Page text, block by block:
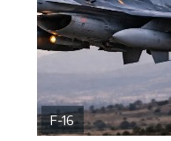
F-16